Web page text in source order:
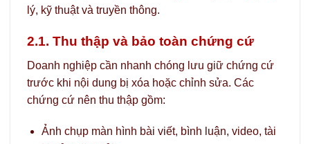
lý, kỹ thuật và truyền thông.
2.1. Thu thập và bảo toàn chứng cứ
Doanh nghiệp cần nhanh chóng lưu giữ chứng cứ
trước khi nội dung bị xóa hoặc chỉnh sửa. Các
chứng cứ nên thu thập gồm:
Ảnh chụp màn hình bài viết, bình luận, video, tài